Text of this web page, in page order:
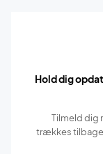
Hold dig
Tilmeld dig
trækkes